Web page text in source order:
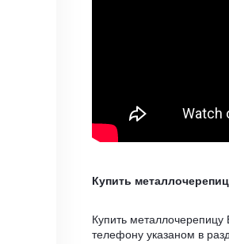
Купить
Купить
телефону указаном в